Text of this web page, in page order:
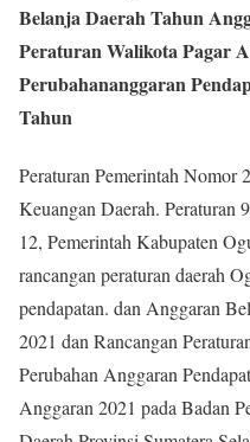
Belanja Daerah Tahun
Peraturan Walikota Pagar
Perubahananggaran
Tahun
Peraturan Pemerintah Nomor
Keuangan Daerah. Peraturan
12, Pemerintah Kabupaten
rancangan peraturan daerah
pendapatan. dan Anggaran
2021 dan Rancangan
Perubahan Anggaran
Anggaran 2021 pada Badan